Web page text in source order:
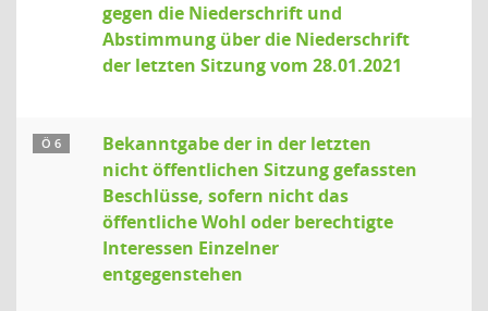
gegen die Niederschrift und
Abstimmung über die Niederschrift
der letzten Sitzung vom 28.01.2021
Ö 6
Bekanntgabe der in der letzten
nicht öffentlichen Sitzung gefassten
Beschlüsse, sofern nicht das
öffentliche Wohl oder berechtigte
Interessen Einzelner
entgegenstehen